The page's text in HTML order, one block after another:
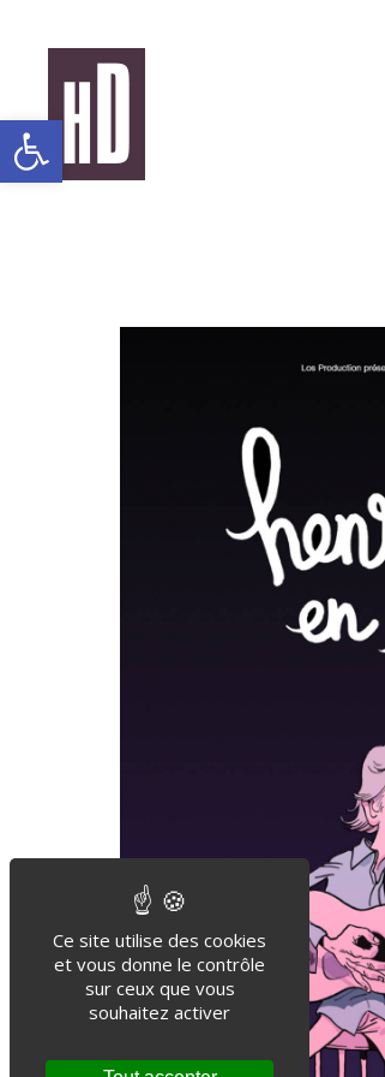
Ouvrir la barre d’outils
Ce site utilise des cookies
et vous donne le contrôle
sur ceux que vous
souhaitez activer